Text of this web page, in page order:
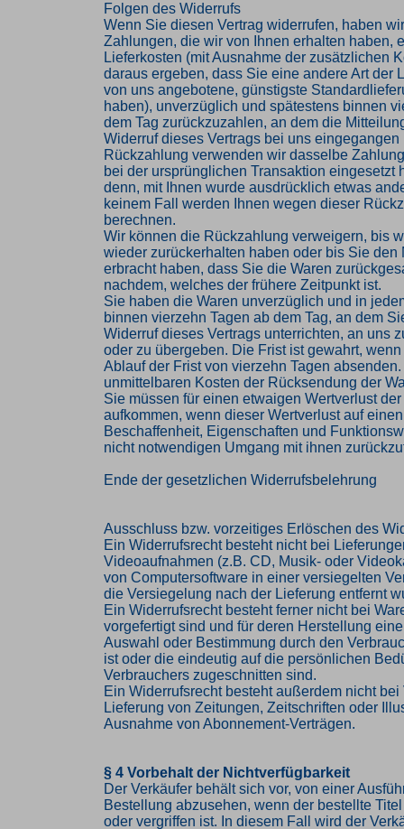
Folgen des Widerrufs
Wenn Sie diesen Vertrag widerrufen, haben
Zahlungen, die wir von Ihnen erhalten haben,
Lieferkosten (mit Ausnahme der zusätzlichen
daraus ergeben, dass Sie eine andere Art der
von uns angebotene, günstigste
haben), unverzüglich und spätestens binnen
dem Tag zurückzuzahlen, an dem die
Widerruf dieses Vertrags bei uns eingegangen
Rückzahlung verwenden wir dasselbe
bei der ursprünglichen Transaktion eingesetzt
denn, mit Ihnen wurde ausdrücklich etwas
keinem Fall werden Ihnen wegen dieser
berechnen.
Wir können die Rückzahlung verweigern, bis
wieder zurückerhalten haben oder bis Sie den
erbracht haben, dass Sie die Waren
nachdem, welches der frühere Zeitpunkt ist.
Sie haben die Waren unverzüglich und in
binnen vierzehn Tagen ab dem Tag, an dem
Widerruf dieses Vertrags unterrichten, an uns
oder zu übergeben. Die Frist ist gewahrt,
Ablauf der Frist von vierzehn Tagen
unmittelbaren Kosten der Rücksendung der
Sie müssen für einen etwaigen Wertverlust
aufkommen, wenn dieser Wertverlust auf
Beschaffenheit, Eigenschaften und
nicht notwendigen Umgang mit ihnen
Ende der gesetzlichen Widerrufsbelehrung
Ausschluss bzw. vorzeitiges Erlöschen des
Ein Widerrufsrecht besteht nicht bei
Videoaufnahmen (z.B. CD, Musik- oder
von Computersoftware in einer versiegelten
die Versiegelung nach der Lieferung entfernt
Ein Widerrufsrecht besteht ferner nicht bei
vorgefertigt sind und für deren Herstellung
Auswahl oder Bestimmung durch den
ist oder die eindeutig auf die persönlichen
Verbrauchers zugeschnitten sind.
Ein Widerrufsrecht besteht außerdem nicht bei
Lieferung von Zeitungen, Zeitschriften oder
Ausnahme von Abonnement-Verträgen.
§ 4 Vorbehalt der Nichtverfügbarkeit
Der Verkäufer behält sich vor, von einer
Bestellung abzusehen, wenn der bestellte
oder vergriffen ist. In diesem Fall wird der